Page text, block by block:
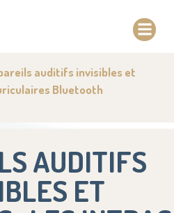
auditifs invisibles et
Bluetooth
AUDITIFS
ET